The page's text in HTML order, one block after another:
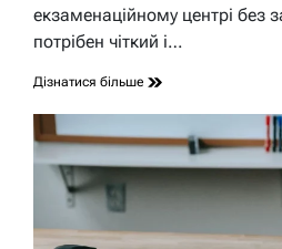
екзаменаційному центрі без
потрібен чіткий і…
Дізнатися більше